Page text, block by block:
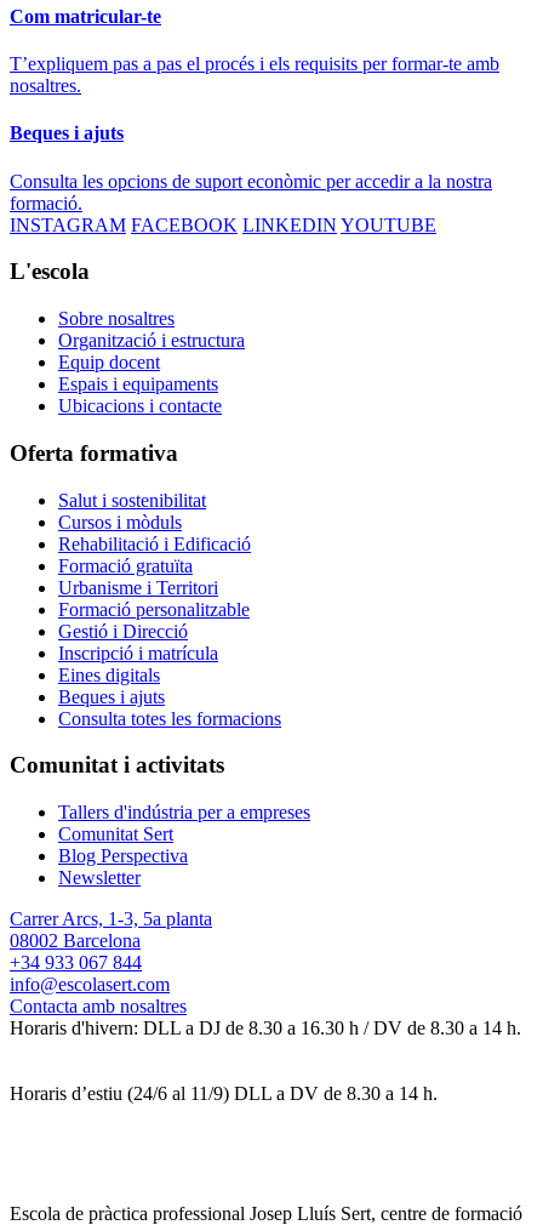
Com matricular-te
T’expliquem pas a pas el procés i els requisits per formar-te amb
nosaltres.
Beques i ajuts
Consulta les opcions de suport econòmic per accedir a la nostra
formació.
INSTAGRAM FACEBOOK LINKEDIN YOUTUBE
L'escola
Sobre nosaltres
Organització i estructura
Equip docent
Espais i equipaments
Ubicacions i contacte
Oferta formativa
Salut i sostenibilitat
Cursos i mòduls
Rehabilitació i Edificació
Formació gratuïta
Urbanisme i Territori
Formació personalitzable
Gestió i Direcció
Inscripció i matrícula
Eines digitals
Beques i ajuts
Consulta totes les formacions
Comunitat i activitats
Tallers d'indústria per a empreses
Comunitat Sert
Blog Perspectiva
Newsletter
Carrer Arcs, 1-3, 5a planta
08002 Barcelona
+34 933 067 844
info@escolasert.com
Contacta amb nosaltres
Horaris d'hivern: DLL a DJ de 8.30 a 16.30 h / DV de 8.30 a 14 h.
Horaris d’estiu (24/6 al 11/9) DLL a DV de 8.30 a 14 h.
Escola de pràctica professional Josep Lluís Sert, centre de formació